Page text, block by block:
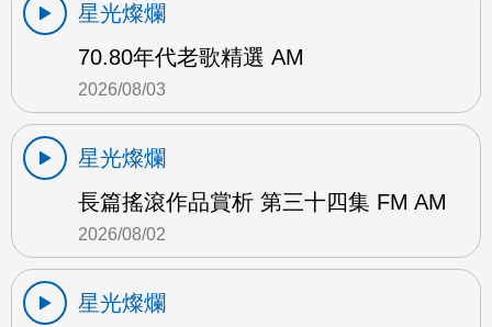
星光燦爛
70.80年代老歌精選 AM
2026/08/03
星光燦爛
長篇搖滾作品賞析 第三十四集 FM AM
2026/08/02
星光燦爛